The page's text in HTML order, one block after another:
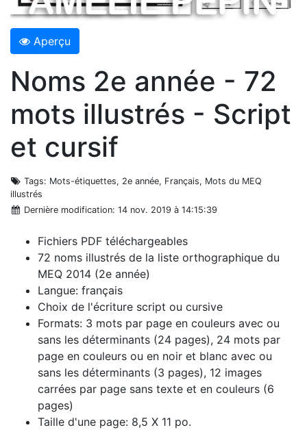
Aperçu
Noms 2e année - 72
mots illustrés - Script
et cursif
Tags: Mots-étiquettes, 2e année, Français, Mots du MEQ
illustrés
Dernière modification: 14 nov. 2019 à 14:15:39
Fichiers PDF téléchargeables
72 noms illustrés de la liste orthographique du
MEQ 2014 (2e année)
Langue: français
Choix de l'écriture script ou cursive
Formats: 3 mots par page en couleurs avec ou
sans les déterminants (24 pages), 24 mots par
page en couleurs ou en noir et blanc avec ou
sans les déterminants (3 pages), 12 images
carrées par page sans texte et en couleurs (6
pages)
Taille d'une page: 8,5 X 11 po.